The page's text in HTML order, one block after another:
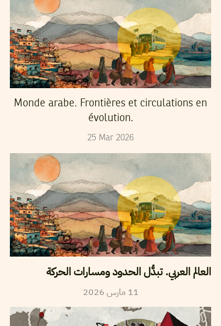
Monde arabe. Frontières et circulations en
évolution.
25 Mar 2026
العالم العربي. تبدُّل الحدود ومسارات الحركة
11 مارس2026